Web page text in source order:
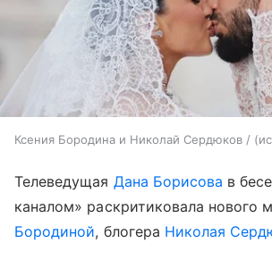
Ксения Бородина и Николай Сердюков /
Телеведущая Дана Борисова в
каналом» раскритиковала нового
Бородиной, блогера Николая